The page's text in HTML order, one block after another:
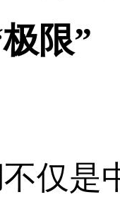
限”
仅是